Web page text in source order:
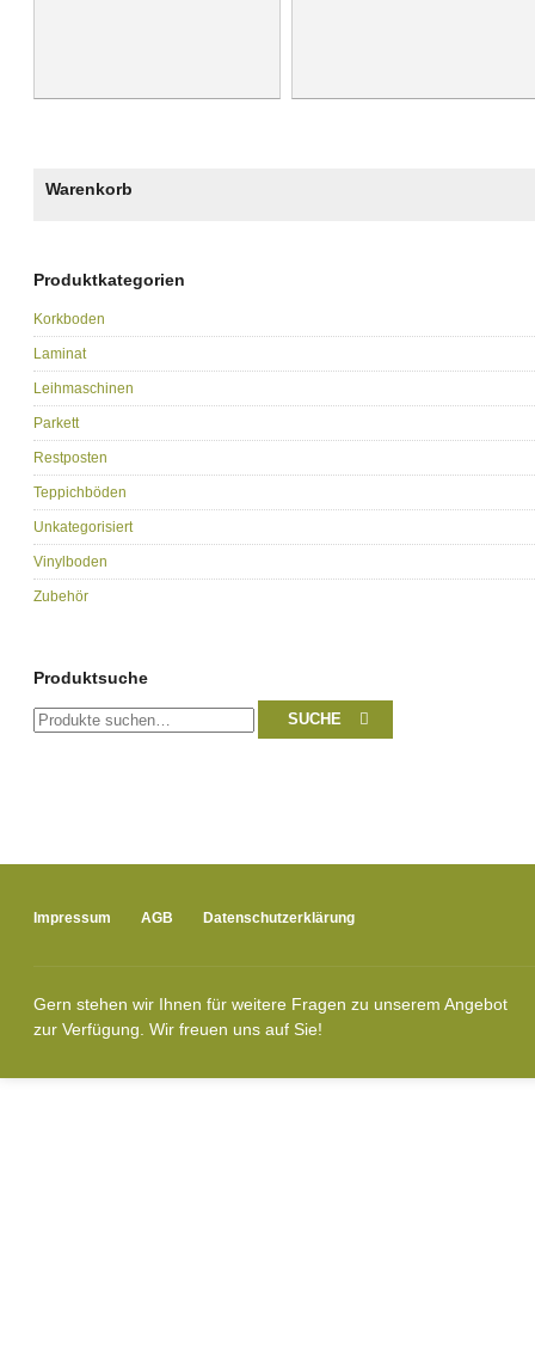
Warenkorb
Produktkategorien
Korkboden
Laminat
Leihmaschinen
Parkett
Restposten
Teppichböden
Unkategorisiert
Vinylboden
Zubehör
Produktsuche
Suche
nach:
SUCHE
Impressum AGB Datenschutzerklärung
Gern stehen wir Ihnen für weitere Fragen zu unserem Angebot
zur Verfügung. Wir freuen uns auf Sie!